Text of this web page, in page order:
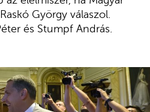
György válaszol.
és Stumpf András.